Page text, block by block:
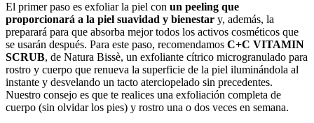
El primer paso es exfoliar la piel con un peeling que
proporcionará a la piel suavidad y bienestar y, además, la
preparará para que absorba mejor todos los activos cosméticos que
se usarán después. Para este paso, recomendamos C+C VITAMIN
SCRUB, de Natura Bissè, un exfoliante cítrico microgranulado para
rostro y cuerpo que renueva la superficie de la piel iluminándola al
instante y desvelando un tacto aterciopelado sin precedentes.
Nuestro consejo es que te realices una exfoliación completa de
cuerpo (sin olvidar los pies) y rostro una o dos veces en semana.